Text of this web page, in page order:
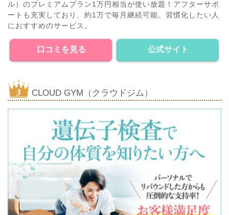
ル）のプレミアムプラン1万円相当が使い放題！アフターサポ
ートも充実しており、約1万で毎月継続可能。習慣化したい人
におすすめのサービス。
口コミを見る 公式サイト
CLOUD GYM（クラウドジム）